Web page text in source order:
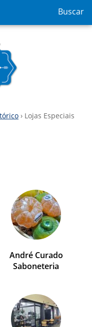
Buscar
› Lojas Especiais
André Curado
Saboneteria